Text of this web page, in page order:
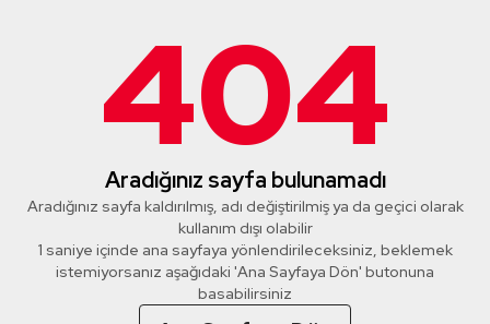
404
Aradığınız sayfa bulunamadı
Aradığınız sayfa kaldırılmış, adı değiştirilmiş ya da geçici olarak
kullanım dışı olabilir
1 saniye içinde ana sayfaya yönlendirileceksiniz, beklemek
istemiyorsanız aşağıdaki 'Ana Sayfaya Dön' butonuna
basabilirsiniz